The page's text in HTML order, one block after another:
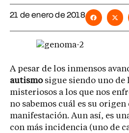
21 de enero de 2018
A pesar de los inmensos
autismosigue siendo uno de
misteriosos a los que nos
no sabemos cuál es su origen
manifestación. Aun así, es
con más incidencia (uno de